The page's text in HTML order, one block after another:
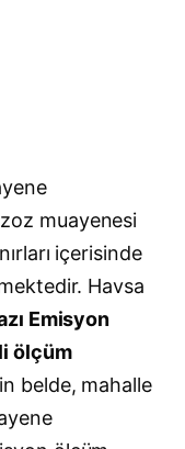
muayenesi
içerisinde
Havsa
Emisyon
ölçüm
belde, mahalle